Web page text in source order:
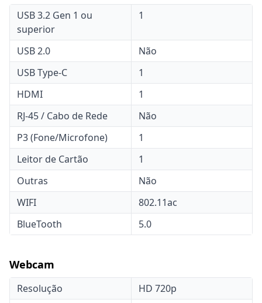
USB 3.2 Gen 1 ou
superior
1
USB 2.0
Não
USB Type-C
1
HDMI
1
RJ-45 / Cabo de Rede
Não
P3 (Fone/Microfone)
1
Leitor de Cartão
1
Outras
Não
WIFI
802.11ac
BlueTooth
5.0
Webcam
Resolução
HD 720p